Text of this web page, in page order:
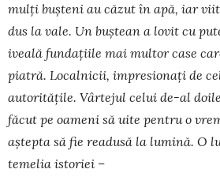
mulţi buşteni au căzut în apă, iar
dus la vale. Un buştean a lovit cu
iveală fundaţiile mai multor case
piatră. Localnicii, impresionaţi de
autorităţile. Vârtejul celui de-al
făcut pe oameni să uite pentru o
aştepta să fie readusă la lumină. O
temelia istoriei –